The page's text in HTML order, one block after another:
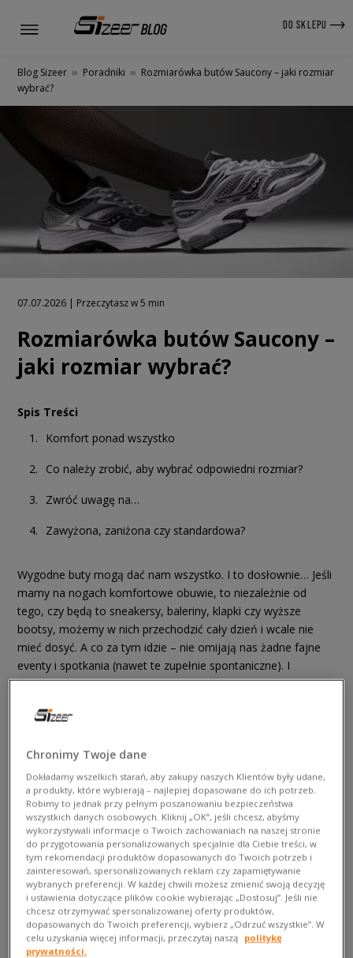
DO SKLEPU
Blog Sizeer » Poradniki » Rozmiarówka butów Saucony – jaki rozmiar
wybrać?
07.07.2026 | Przeczytasz w 5 min
Rozmiarówka butów Saucony –
jaki rozmiar wybrać?
Spis Treści
Komfort ponad wszystko
Co należy zrobić, aby wybrać odpowiedni rozmiar?
Zwróć uwagę na…
Zawyżona, zaniżona czy standardowa?
Wygodne buty mogą dać nam wszystko. I to dosłownie… Jeśli
mamy na nogach komfortowe obuwie, to niezależnie od
tego, czy będą to sneakersy, baleriny, klapki czy wyższe
bootsy, możemy w nich przechodzić cały dzień i wcale nie
mieć dosyć. A co za tym idzie – nie omijają nas żadne fajne
eventy i spotkania (nawet te zupełnie spontaniczne). I
dokładnie w takich przypadkach, czyli… na każdy dzień,
tylko do biegania, jesteś w błędzie. Na szczęście moda
szanujemy i bardzo lubimy! Jednak pewnie większość z nas
wie, jak trudno czasem trafić z idealnym rozmiarem butów.
Szczególnie gdy nie mamy możliwości przymierzenia przed
zakupem i robimy to od razu internet…Dlatego dzisiaj
skupimy się na konkretach i wyjaśnimy, jak działa
rozmiarówka butów Saucony, tak, aby każdy mógł
dopasować model pod siebie – niezależnie od tego, czy
będzie w nich biegać, czy chodzić po mieście.
Chronimy Twoje dane
Dokładamy wszelkich starań, aby zakupy naszych Klientów były udane,
a produkty, które wybierają – najlepiej dopasowane do ich potrzeb.
Robimy to jednak przy pełnym poszanowaniu bezpieczeństwa
wszystkich danych osobowych. Kliknij „OK”, jeśli chcesz, abyśmy
wykorzystywali informacje o Twoich zachowaniach na naszej stronie
do przygotowania personalizowanych specjalnie dla Ciebie treści, w
tym rekomendacji produktów dopasowanych do Twoich potrzeb i
zainteresowań, spersonalizowanych reklam czy zapamiętywanie
wybranych preferencji. W każdej chwili możesz zmienić swoją decyzję
i ustawienia dotyczące plików cookie wybierając „Dostosuj”. Jeśli nie
chcesz otrzymywać spersonalizowanej oferty produktów,
dopasowanych do Twoich preferencji, wybierz „Odrzuć wszystkie”. W
celu uzyskania więcej informacji, przeczytaj naszą politykę
prywatności.